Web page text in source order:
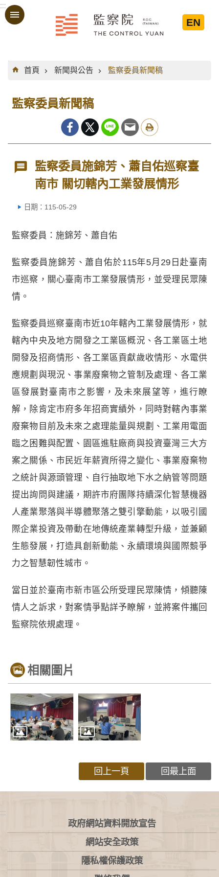
跳到主要內容區塊
:::
EN
:::
首頁
新聞與公告 監察委員新聞稿
監察委員新聞稿
監察委員施錦芳、蕭自佑巡察臺
南市 關切轄內工業發展情形
日期：115-05-29
監察委員：施錦芳、蕭自佑
監察委員施錦芳、蕭自佑於115年5月29日赴臺南
市巡察，關心臺南市工業發展情形，並受理民眾陳
情。
監察委員巡察臺南市近10年轄內工業發展情形，就
轄內中央及地方開發之工業區概況、各工業區土地
開發及招商情形、各工業區貢獻歲收情形、水電供
應規劃與現況、事業廢棄物之管制及處理、各工業
區發展對臺南市之影響，及未來展望等，進行瞭
解，除肯定市府多年招商實績外，同時對轄內事業
廢棄物目前及未來之處理能量與規劃、工業用電面
臨之困難與配置、園區進駐廠商與投資臺灣三大方
案之關係、市民近年薪資所得之變化、事業廢棄物
之統計與源頭管理、自行抽取地下水之納管等問題
提出詢問與建議，期許市府團隊持續深化智慧機器
人產業聚落與半導體聚落之雙引擎動能，以吸引國
際企業投資及帶動在地傳統產業轉型升級，並兼顧
生態發展，打造具創新動能、永續環境與國際競爭
力之智慧韌性城市。
當日並於臺南市新市區公所受理民眾陳情，傾聽陳
情人之訴求，對案情爭點詳予瞭解，並將案件攜回
監察院依規處理。
相關圖片
回上一頁 回最上面
:::
政府網站資料開放宣告
網站安全政策
隱私權保護政策